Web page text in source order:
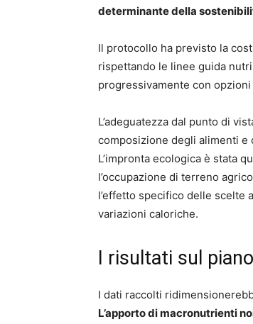
determinante della
Il protocollo ha previsto la
rispettando le linee guida
progressivamente con
L’adeguatezza dal punto di
composizione degli alimenti
L’impronta ecologica è stata
l’occupazione di terreno
l’effetto specifico delle scelte
variazioni caloriche.
I risultati sul
I dati raccolti
L’apporto di macronutrienti